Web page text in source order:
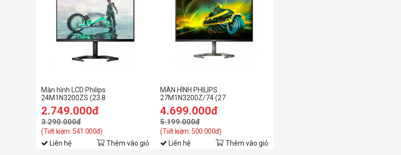
Màn hình LCD Philips
24M1N3200ZS (23.8
Inch/FHD/IPS/165Hz/1ms)
2.749.000đ
3.290.000đ
(Tiết kiệm: 541.000đ)
Liên hệ Thêm vào giỏ
MÀN HÌNH PHILIPS
27M1N3200Z/74 (27
INCH/FHD/IPS/165HZ/1MS)
4.699.000đ
5.199.000đ
(Tiết kiệm: 500.000đ)
Liên hệ Thêm vào giỏ